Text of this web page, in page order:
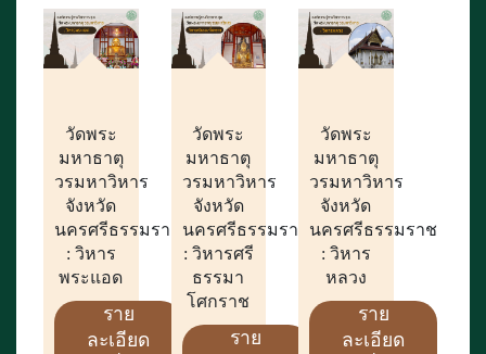
วัดพระ
มหาธาตุ
วรมหาวิหาร
จังหวัด
นครศรีธรรมราช
: วิหาร
พระแอด
ราย
ละเอียด
วัดพระ
มหาธาตุ
วรมหาวิหาร
จังหวัด
นครศรีธรรมราช
: วิหารศรี
ธรรมา
โศกราช
ราย
วัดพระ
มหาธาตุ
วรมหาวิหาร
จังหวัด
นครศรีธรรมราช
: วิหาร
หลวง
ราย
ละเอียด